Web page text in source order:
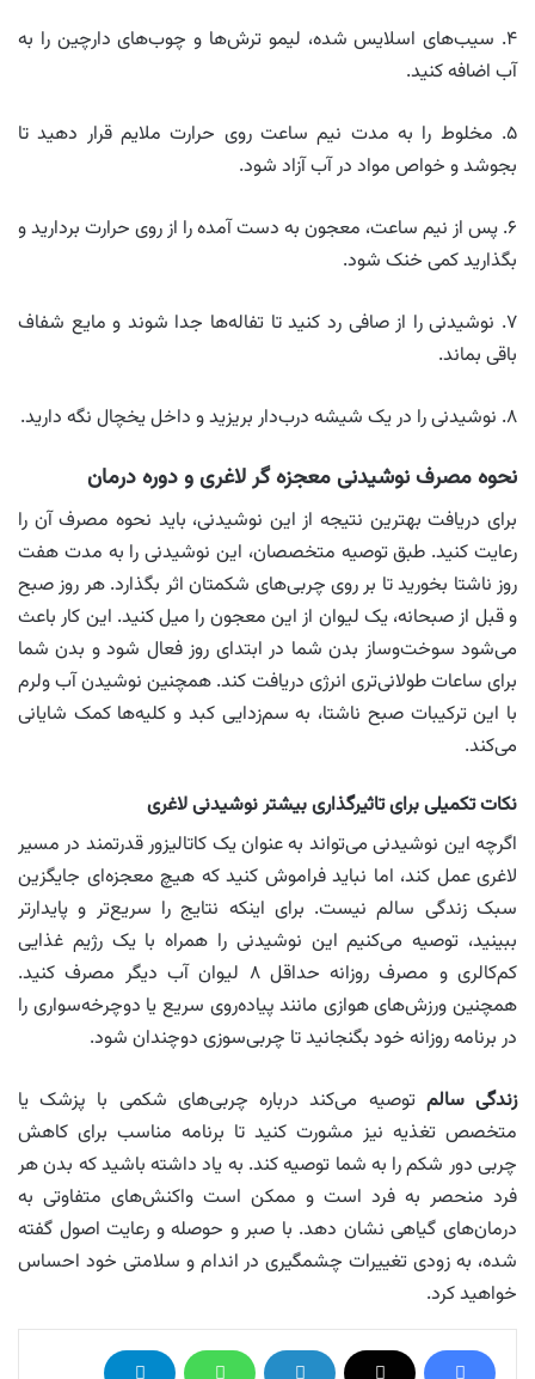
۴. سیب‌های اسلایس شده، لیمو ترش‌ها و چوب‌های دارچین را به
آب اضافه کنید.
۵. مخلوط را به مدت نیم ساعت روی حرارت ملایم قرار دهید تا
بجوشد و خواص مواد در آب آزاد شود.
۶. پس از نیم ساعت، معجون به دست آمده را از روی حرارت بردارید و
بگذارید کمی خنک شود.
۷. نوشیدنی را از صافی رد کنید تا تفاله‌ها جدا شوند و مایع شفاف
باقی بماند.
۸. نوشیدنی را در یک شیشه درب‌دار بریزید و داخل یخچال نگه دارید.
نحوه مصرف نوشیدنی معجزه گر لاغری و دوره درمان
برای دریافت بهترین نتیجه از این نوشیدنی، باید نحوه مصرف آن را
رعایت کنید. طبق توصیه متخصصان، این نوشیدنی را به مدت هفت
روز ناشتا بخورید تا بر روی چربی‌های شکمتان اثر بگذارد. هر روز صبح
و قبل از صبحانه، یک لیوان از این معجون را میل کنید. این کار باعث
می‌شود سوخت‌وساز بدن شما در ابتدای روز فعال شود و بدن شما
برای ساعات طولانی‌تری انرژی دریافت کند. همچنین نوشیدن آب ولرم
با این ترکیبات صبح ناشتا، به سم‌زدایی کبد و کلیه‌ها کمک شایانی
می‌کند.
نکات تکمیلی برای تاثیرگذاری بیشتر نوشیدنی لاغری
اگرچه این نوشیدنی می‌تواند به عنوان یک کاتالیزور قدرتمند در مسیر
لاغری عمل کند، اما نباید فراموش کنید که هیچ معجزه‌ای جایگزین
سبک زندگی سالم نیست. برای اینکه نتایج را سریع‌تر و پایدارتر
ببینید، توصیه می‌کنیم این نوشیدنی را همراه با یک رژیم غذایی
کم‌کالری و مصرف روزانه حداقل ۸ لیوان آب دیگر مصرف کنید.
همچنین ورزش‌های هوازی مانند پیاده‌روی سریع یا دوچرخه‌سواری را
در برنامه روزانه خود بگنجانید تا چربی‌سوزی دوچندان شود.
زندگی سالم توصیه می‌کند درباره چربی‌های شکمی با پزشک یا
متخصص تغذیه نیز مشورت کنید تا برنامه مناسب برای کاهش
چربی دور شکم را به شما توصیه کند. به یاد داشته باشید که بدن هر
فرد منحصر به فرد است و ممکن است واکنش‌های متفاوتی به
درمان‌های گیاهی نشان دهد. با صبر و حوصله و رعایت اصول گفته
شده، به زودی تغییرات چشمگیری در اندام و سلامتی خود احساس
خواهید کرد.